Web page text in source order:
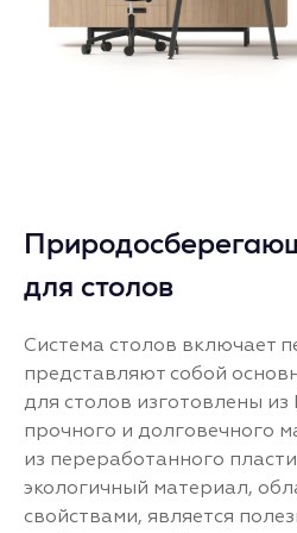
для столов
Система столов включает
представляют собой
для столов изготовлены
прочного и долговечного
из переработанного
экологичный материал,
свойствами, является